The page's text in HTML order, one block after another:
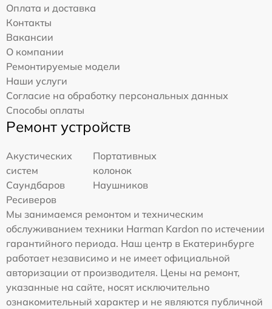
Оплата и доставка
Контакты
Вакансии
О компании
Ремонтируемые модели
Наши услуги
Согласие на обработку персональных данных
Способы оплаты
Ремонт устройств
Акустических
систем
Портативных
колонок
Саундбаров
Наушников
Ресиверов
Мы занимаемся ремонтом и техническим
обслуживанием техники Harman Kardon по истечении
гарантийного периода. Наш центр в Екатеринбурге
работает независимо и не имеет официальной
авторизации от производителя. Цены на ремонт,
указанные на сайте, носят исключительно
ознакомительный характер и не являются публичной